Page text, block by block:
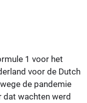
1 voor het
voor de Dutch
de pandemie
dat wachten werd